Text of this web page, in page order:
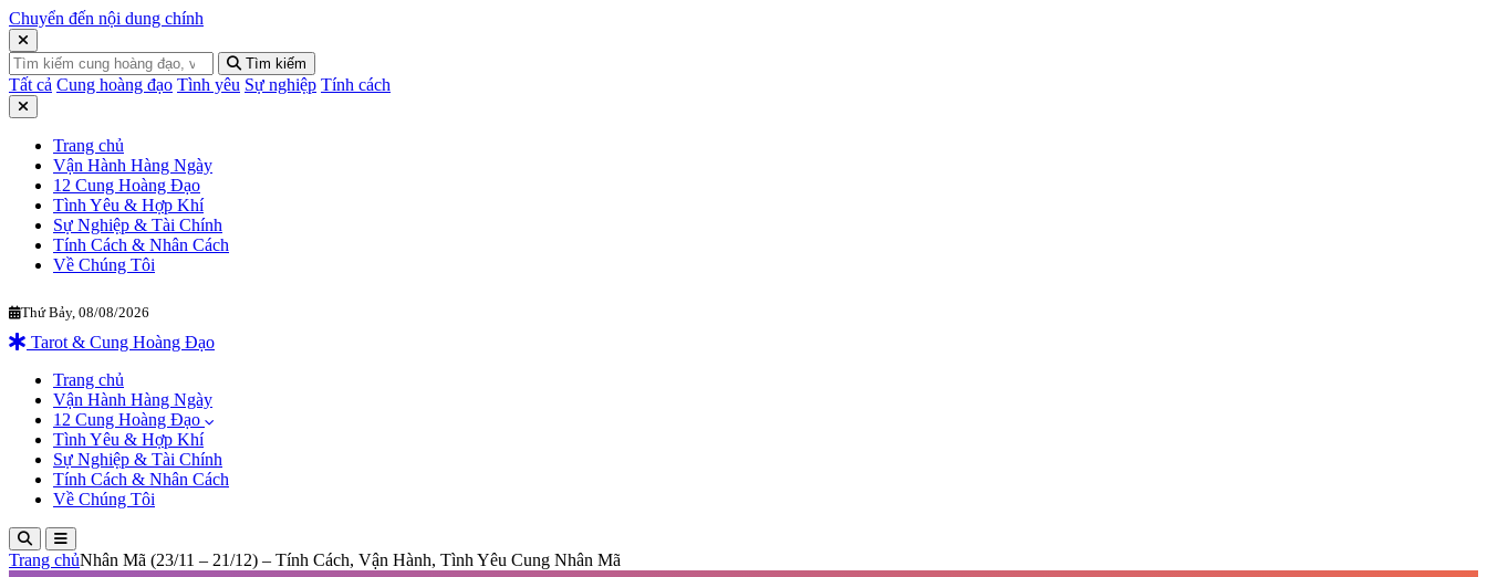
Chuyển đến nội dung chính
Tìm kiếm
Tất cả Cung hoàng đạo Tình yêu Sự nghiệp Tính cách
Trang chủ
Vận Hành Hàng Ngày
12 Cung Hoàng Đạo
Tình Yêu & Hợp Khí
Sự Nghiệp & Tài Chính
Tính Cách & Nhân Cách
Về Chúng Tôi
Thứ Bảy, 08/08/2026
Tarot & Cung Hoàng Đạo
Trang chủ
Vận Hành Hàng Ngày
12 Cung Hoàng Đạo
Tình Yêu & Hợp Khí
Sự Nghiệp & Tài Chính
Tính Cách & Nhân Cách
Về Chúng Tôi
Trang chủNhân Mã (23/11 – 21/12) – Tính Cách, Vận Hành, Tình Yêu Cung Nhân Mã